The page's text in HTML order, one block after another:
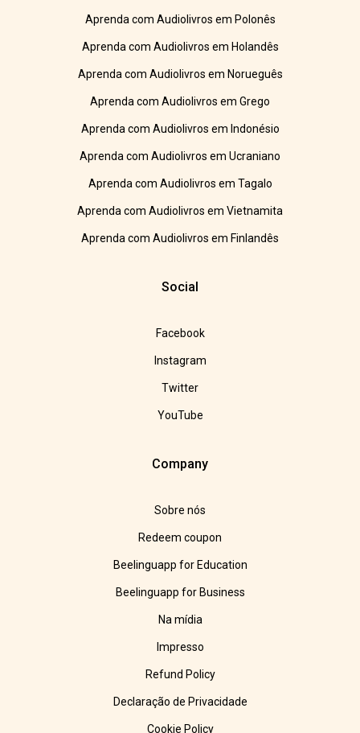
Aprenda com Audiolivros em Polonês
Aprenda com Audiolivros em Holandês
Aprenda com Audiolivros em Norueguês
Aprenda com Audiolivros em Grego
Aprenda com Audiolivros em Indonésio
Aprenda com Audiolivros em Ucraniano
Aprenda com Audiolivros em Tagalo
Aprenda com Audiolivros em Vietnamita
Aprenda com Audiolivros em Finlandês
Social
Facebook
Instagram
Twitter
YouTube
Company
Sobre nós
Redeem coupon
Beelinguapp for Education
Beelinguapp for Business
Na mídia
Impresso
Refund Policy
Declaração de Privacidade
Cookie Policy